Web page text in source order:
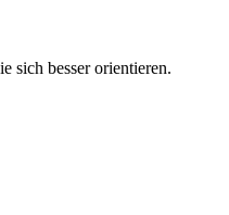
sich besser orientieren.